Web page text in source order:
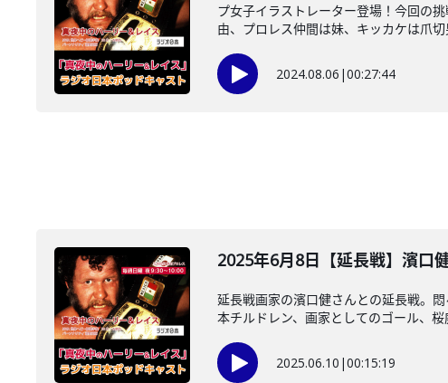
プ女子イラストレーター登場！今回の
由、プロレス仲間は妹、キッカケは爪
2024.08.06 |00:27:44
2025年6月8日【延長戦】濱口健
延長戦画家の濱口健さんとの延長戦。
本チルドレン、画家としてのゴール、桜
2025.06.10 |00:15:19